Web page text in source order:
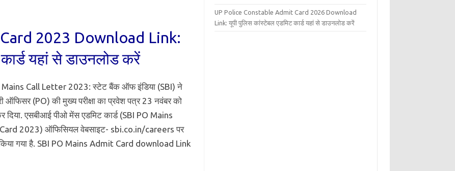
2023 Download Link:
यहां से डाउनलोड करें
Mains Call Letter 2023: स्टेट बैंक ऑफ इंडिया (SBI) ने
ऑफिसर (PO) की मुख्य परीक्षा का प्रवेश पत्र 23 नवंबर को
दिया. एसबीआई पीओ मेंस एडमिट कार्ड (SBI PO Mains
2023) ऑफिसियल वेबसाइट- sbi.co.in/careers पर
गया है. SBI PO Mains Admit Card download Link
UP Police Constable Admit Card 2026 Download
Link: यूपी पुलिस कांस्टेबल एडमिट कार्ड यहां से डाउनलोड करें